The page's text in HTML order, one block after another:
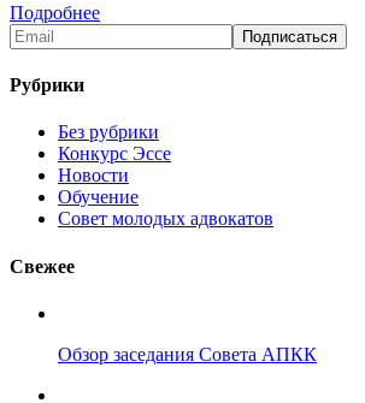
Подробнее
Рубрики
Без рубрики
Конкурс Эссе
Новости
Обучение
Совет молодых адвокатов
Свежее
Обзор заседания Совета АПКК